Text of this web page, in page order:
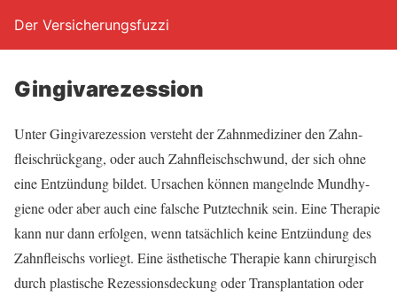
Der Versicherungsfuzzi
Gin­gi­va­re­zes­si­on
Unter Gin­gi­va­re­zes­si­on ver­steht der Zahn­me­di­zi­ner den Zahn­
fleisch­rück­gang, oder auch Zahn­fleisch­schwund, der sich ohne
eine Ent­zün­dung bil­det. Ursa­chen kön­nen man­geln­de Mund­hy­
gie­ne oder aber auch eine fal­sche Putz­tech­nik sein. Eine The­ra­pie
kann nur dann erfol­gen, wenn tat­säch­lich kei­ne Ent­zün­dung des
Zahn­fleischs vor­liegt. Eine ästhe­ti­sche The­ra­pie kann chir­ur­gisch
durch plas­ti­sche Rezes­si­ons­de­ckung oder Trans­plan­ta­ti­on oder